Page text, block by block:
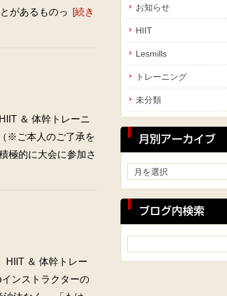
があるものっ
[続き
＆ 体幹トレーニ
※ご本人のご了承を
極的に大会に参加さ
HIIT ＆ 体幹トレー
ンストラクターの
お知らせ
HIIT
Lesmills
トレーニング
未分類
月別アーカイブ
ブログ内検索